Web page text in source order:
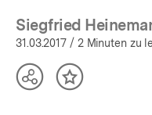
fair?
Siegfried
(Mehr
31.03.2017 / 2 Minuten zu
TeilenInhalt